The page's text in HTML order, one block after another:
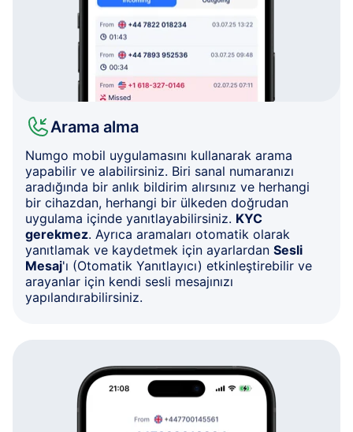
Arama alma
Numgo mobil uygulamasını kullanarak arama
yapabilir ve alabilirsiniz. Biri sanal numaranızı
aradığında bir anlık bildirim alırsınız ve herhangi
bir cihazdan, herhangi bir ülkeden doğrudan
uygulama içinde yanıtlayabilirsiniz. KYC
gerekmez. Ayrıca aramaları otomatik olarak
yanıtlamak ve kaydetmek için ayarlardan Sesli
Mesaj'ı (Otomatik Yanıtlayıcı) etkinleştirebilir ve
arayanlar için kendi sesli mesajınızı
yapılandırabilirsiniz.